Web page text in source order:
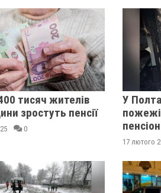
тисяч жителів
зростуть пенсії
0
У
17 лютого